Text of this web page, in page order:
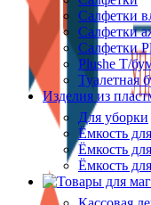
Салфетки
Салфетки
Салфетки
Plushe Т/
Туалетная
Изделия из
Для уборки
Ёмкость
Ёмкость
Ёмкость